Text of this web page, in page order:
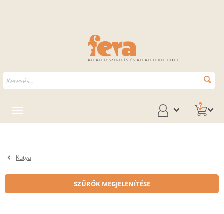
ÁLLATFELSZERELÉS ÉS ÁLLATELEDEL BOLT
0
Kutya
SZŰRŐK MEGJELENÍTÉSE